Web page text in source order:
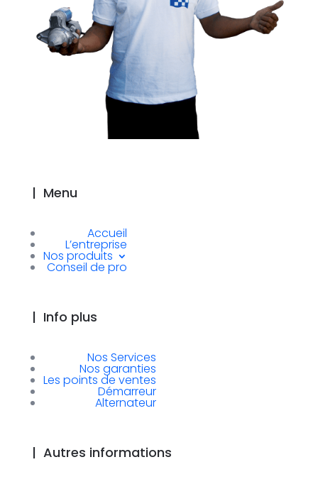
| Menu
Accueil
L’entreprise
Nos produits
Conseil de pro
| Info plus
Nos Services
Nos garanties
Les points de ventes
Démarreur
Alternateur
| Autres informations